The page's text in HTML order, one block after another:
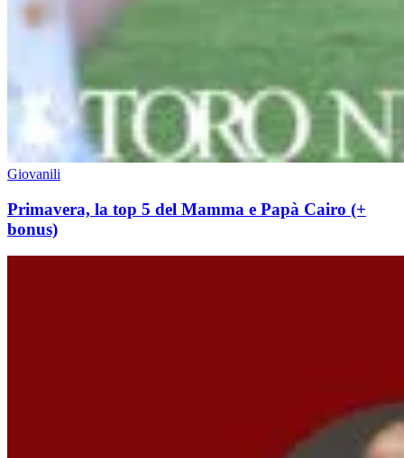
Giovanili
Primavera, la top 5 del Mamma e Papà Cairo (+
bonus)